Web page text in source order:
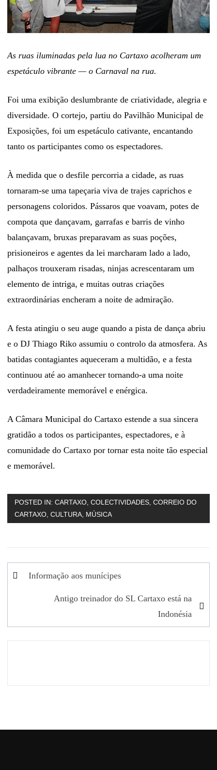
As ruas iluminadas pela lua no Cartaxo acolheram um
espetáculo vibrante — o Carnaval na rua.
Foi uma exibição deslumbrante de criatividade, alegria e
diversidade. O cortejo, partiu do Pavilhão Municipal de
Exposições, foi um espetáculo cativante, encantando
tanto os participantes como os espectadores.
À medida que o desfile percorria a cidade, as ruas
tornaram-se uma tapeçaria viva de trajes caprichos e
personagens coloridos. Pássaros que voavam, potes de
compota que dançavam, garrafas e barris de vinho
balançavam, bruxas preparavam as suas poções,
prisioneiros e agentes da lei marcharam lado a lado,
palhaços trouxeram risadas, ninjas acrescentaram um
elemento de intriga, e muitas outras criações
extraordinárias encheram a noite de admiração.
A festa atingiu o seu auge quando a pista de dança abriu
e o DJ Thiago Riko assumiu o controlo da atmosfera. As
batidas contagiantes aqueceram a multidão, e a festa
continuou até ao amanhecer tornando-a uma noite
verdadeiramente memorável e enérgica.
A Câmara Municipal do Cartaxo estende a sua sincera
gratidão a todos os participantes, espectadores, e à
comunidade do Cartaxo por tornar esta noite tão especial
e memorável.
POSTED IN: CARTAXO COLECTIVIDADES CORREIO DO
CARTAXO CULTURA MÚSICA
Navegação
Informação aos munícipes
Antigo treinador do SL Cartaxo está na
Indonésia